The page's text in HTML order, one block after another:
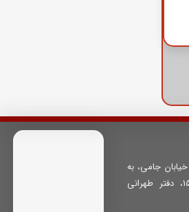
جامی، به
سمت خیابان ولیعصر، پلاک 154، دفتر طهرانی